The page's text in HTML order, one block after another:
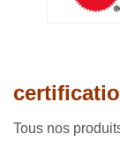
Tous nos